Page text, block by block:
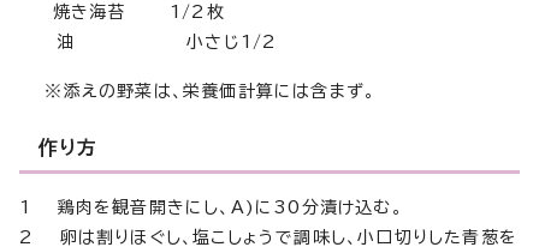
焼き海苔 1/2枚
油 小さじ1/2
※添えの野菜は、栄養価計算には含まず。
作り方
1 鶏肉を観音開きにし、A)に30分漬け込む。
2 卵は割りほぐし、塩こしょうで調味し、小口切りした青葱を